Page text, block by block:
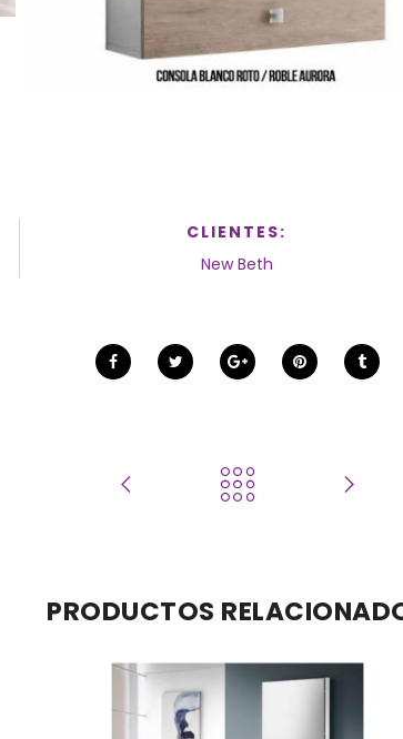
CLIENTES:
New Beth
PRODUCTOS